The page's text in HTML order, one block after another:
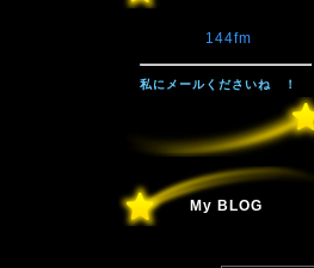
144fm
私にメールくださいね ！
My BLOG